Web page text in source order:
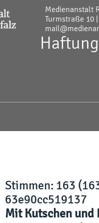
Medienanstalt
Turmstraße 10
Stimmen: 163
63e90cc519137
Mit Kutschen und